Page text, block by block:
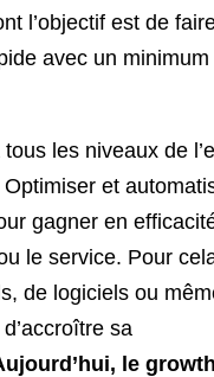
l’objectif est de
avec un minimum
tous les niveaux de
et
gagner en
le service. Pour
de logiciels ou
sa
le